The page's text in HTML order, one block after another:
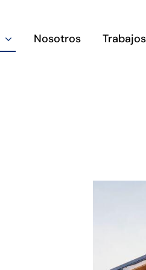
Nosotros Trabajos